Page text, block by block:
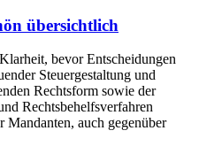
übersichtlich
bevor Entscheidungen
Steuergestaltung und
Rechtsform sowie der
Rechtsbehelfsverfahren
Mandanten, auch gegenüber